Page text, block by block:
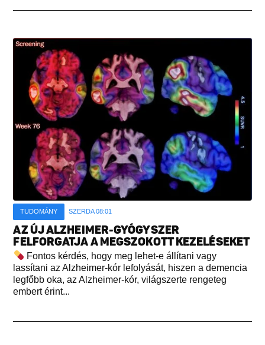
TUDOMÁNY SZERDA 08:01
AZ ÚJ ALZHEIMER-GYÓGYSZER
FELFORGATJA A MEGSZOKOTT KEZELÉSEKET
Fontos kérdés, hogy meg lehet-e állítani vagy
lassítani az Alzheimer-kór lefolyását, hiszen a demencia
legfőbb oka, az Alzheimer-kór, világszerte rengeteg
embert érint...